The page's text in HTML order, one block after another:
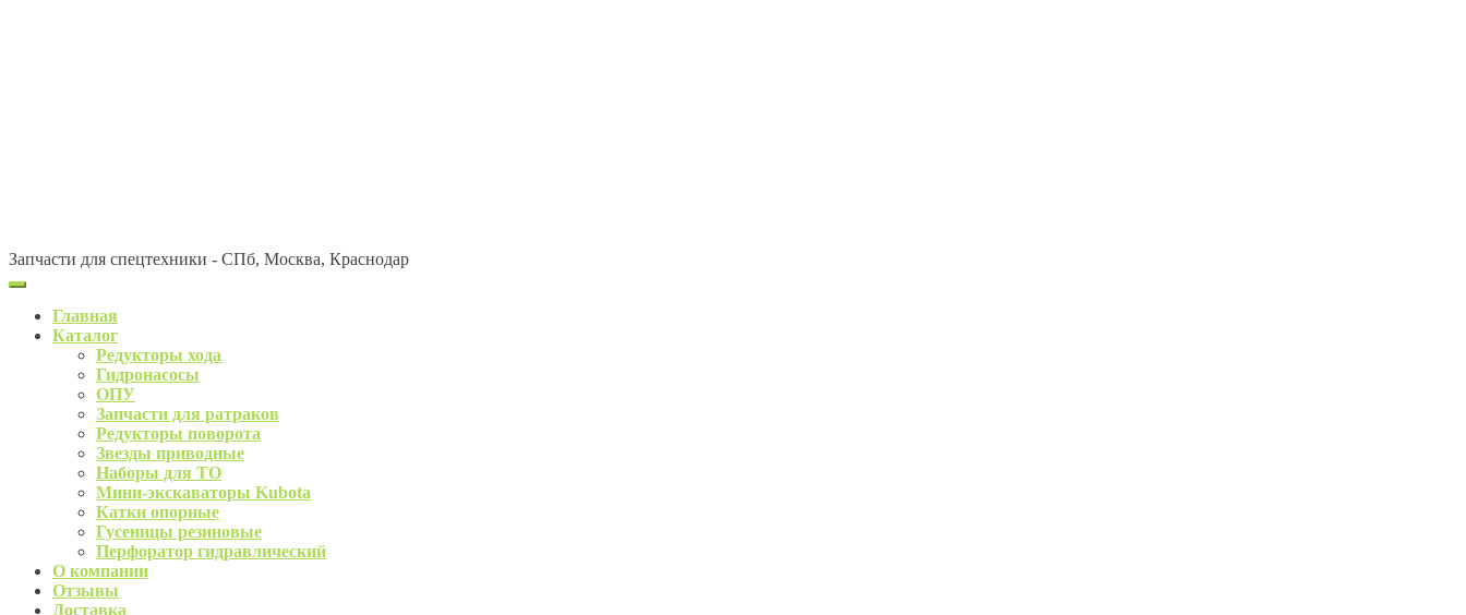
Запчасти для спецтехники - СПб, Москва, Краснодар
Главная
Каталог
Редукторы хода
Гидронасосы
ОПУ
Запчасти для ратраков
Редукторы поворота
Звезды приводные
Наборы для ТО
Мини-экскаваторы Kubota
Катки опорные
Гусеницы резиновые
Перфоратор гидравлический
О компании
Отзывы
Доставка